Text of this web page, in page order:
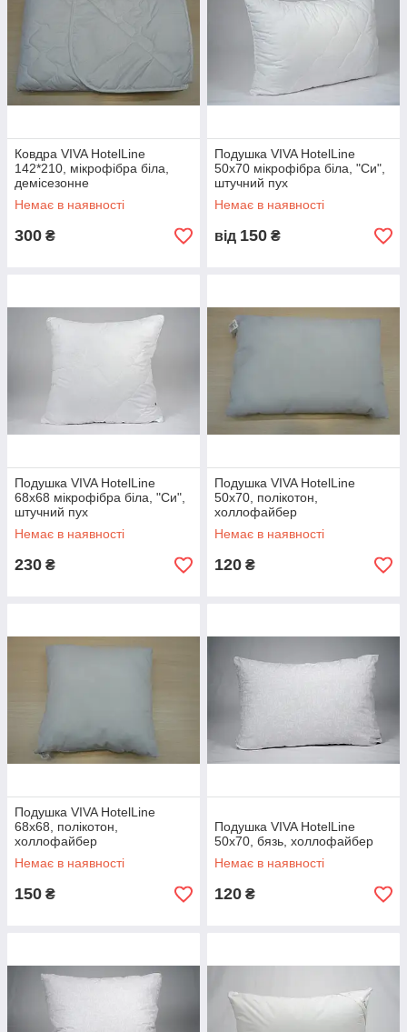
Ковдра VIVA HotelLine
142*210, мікрофібра біла,
демісезонне
Немає в наявності
300 ₴
Подушка VIVA HotelLine
50х70 мікрофібра біла, "Си",
штучний пух
Немає в наявності
від 150 ₴
Подушка VIVA HotelLine
68х68 мікрофібра біла, "Си",
штучний пух
Немає в наявності
230 ₴
Подушка VIVA HotelLine
50х70, полікотон,
холлофайбер
Немає в наявності
120 ₴
Подушка VIVA HotelLine
68х68, полікотон,
холлофайбер
Немає в наявності
150 ₴
Подушка VIVA HotelLine
50х70, бязь, холлофайбер
Немає в наявності
120 ₴